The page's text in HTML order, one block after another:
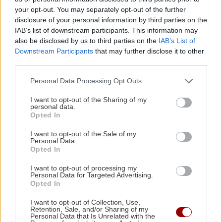
your opt-out. You may separately opt-out of the further
disclosure of your personal information by third parties on the
IAB’s list of downstream participants. This information may
also be disclosed by us to third parties on the IAB’s List of
Downstream Participants that may further disclose it to other
Personal Data Processing Opt Outs
I want to opt-out of the Sharing of my
personal data.
Opted In
I want to opt-out of the Sale of my
Personal Data.
Opted In
I want to opt-out of processing my
Personal Data for Targeted Advertising.
Opted In
I want to opt-out of Collection, Use,
Retention, Sale, and/or Sharing of my
Personal Data that Is Unrelated with the
ανησυχήσουμε
22:11
ΚΟΣΜΟΣ
Εξαρθρώθηκε τεράστιο δίκτυο διακίνησης
μεταναστών και ναρκωτικών στη Μεσόγειο –
Πάνω από 24 εκατ. ευρώ κέρδη
ΥΓΕΙΑ
για καλύτερο έλεγχο του σακχάρου
21:42
ΥΓΕΙΑ
Πλύσιμο των ποδιών με αλάτι και ελαιόλαδο:
ΠΕΡΙΣΣΟΤΕΡΑ
Πώς θα καταλάβεις ότι ένας
άνθρωπος δεν μπήκε τυχαία στη ζωή
σου
Μικρές αλλαγές που μπορούν να